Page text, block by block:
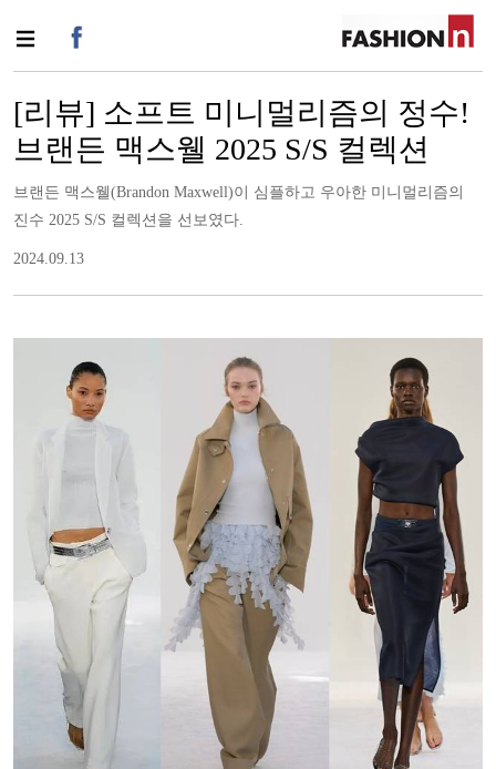
[리뷰] 소프트 미니멀리즘의 정수!
브랜든 맥스웰 2025 S/S 컬렉션
브랜든 맥스웰(Brandon Maxwell)이 심플하고 우아한 미니멀리즘의
진수 2025 S/S 컬렉션을 선보였다.
2024.09.13